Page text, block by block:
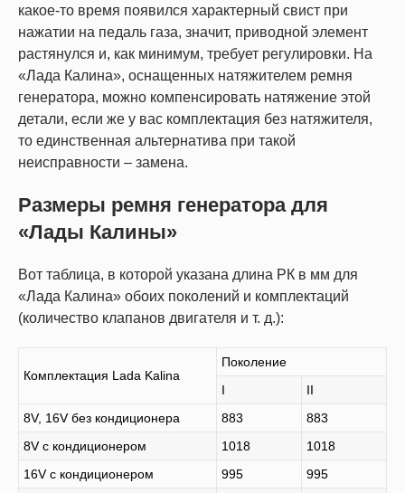
какое-то время появился характерный свист при
нажатии на педаль газа, значит, приводной элемент
растянулся и, как минимум, требует регулировки. На
«Лада Калина», оснащенных натяжителем ремня
генератора, можно компенсировать натяжение этой
детали, если же у вас комплектация без натяжителя,
то единственная альтернатива при такой
неисправности – замена.
Размеры ремня генератора для
«Лады Калины»
Вот таблица, в которой указана длина РК в мм для
«Лада Калина» обоих поколений и комплектаций
(количество клапанов двигателя и т. д.):
Комплектация Lada Kalina
Поколение
I
II
8V, 16V без кондиционера
883
883
8V с кондиционером
1018
1018
16V с кондиционером
995
995